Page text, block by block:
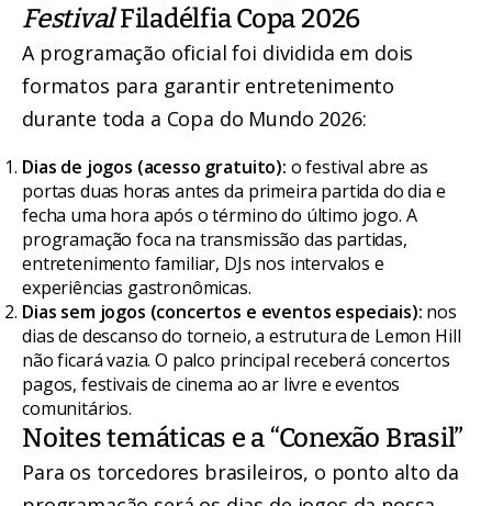
FestivalFiladélfia Copa 2026
A programação oficial foi dividida em dois
formatos para garantir entretenimento
durante toda a Copa do Mundo 2026:
Dias de jogos (acesso gratuito): o festival abre as
portas duas horas antes da primeira partida do dia e
fecha uma hora após o término do último jogo. A
programação foca na transmissão das partidas,
entretenimento familiar, DJs nos intervalos e
experiências gastronômicas.
Dias sem jogos (concertos e eventos especiais): nos
dias de descanso do torneio, a estrutura de Lemon Hill
não ficará vazia. O palco principal receberá concertos
pagos, festivais de cinema ao ar livre e eventos
comunitários.
Noites temáticas e a “Conexão Brasil”
Para os torcedores brasileiros, o ponto alto da